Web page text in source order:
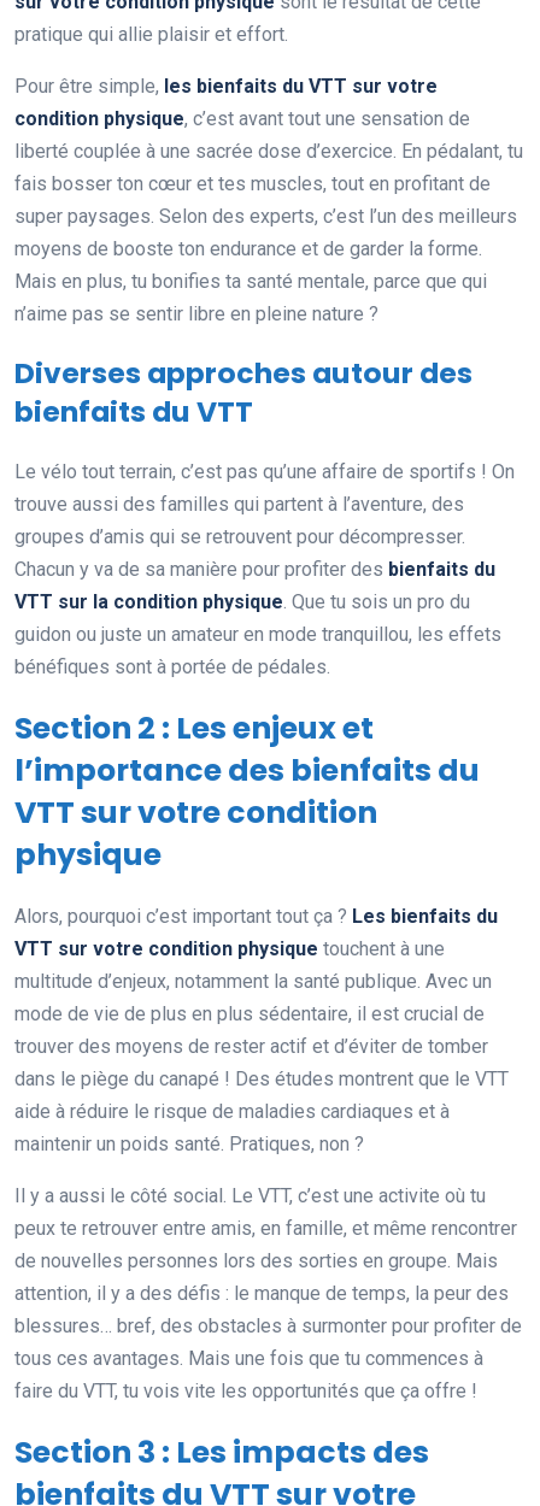
pratique qui allie plaisir et effort.
Pour être simple, les bienfaits du VTT sur votre
condition physique, c’est avant tout une sensation de
liberté couplée à une sacrée dose d’exercice. En pédalant, tu
fais bosser ton cœur et tes muscles, tout en profitant de
super paysages. Selon des experts, c’est l’un des meilleurs
moyens de booste ton endurance et de garder la forme.
Mais en plus, tu bonifies ta santé mentale, parce que qui
n’aime pas se sentir libre en pleine nature ?
Diverses approches autour des
bienfaits du VTT
Le vélo tout terrain, c’est pas qu’une affaire de sportifs ! On
trouve aussi des familles qui partent à l’aventure, des
groupes d’amis qui se retrouvent pour décompresser.
Chacun y va de sa manière pour profiter des bienfaits du
VTT sur la condition physique. Que tu sois un pro du
guidon ou juste un amateur en mode tranquillou, les effets
bénéfiques sont à portée de pédales.
Section 2 : Les enjeux et
l’importance des bienfaits du
VTT sur votre condition
physique
Alors, pourquoi c’est important tout ça ? Les bienfaits du
VTT sur votre condition physique touchent à une
multitude d’enjeux, notamment la santé publique. Avec un
mode de vie de plus en plus sédentaire, il est crucial de
trouver des moyens de rester actif et d’éviter de tomber
dans le piège du canapé ! Des études montrent que le VTT
aide à réduire le risque de maladies cardiaques et à
maintenir un poids santé. Pratiques, non ?
Il y a aussi le côté social. Le VTT, c’est une activite où tu
peux te retrouver entre amis, en famille, et même rencontrer
de nouvelles personnes lors des sorties en groupe. Mais
attention, il y a des défis : le manque de temps, la peur des
blessures… bref, des obstacles à surmonter pour profiter de
tous ces avantages. Mais une fois que tu commences à
faire du VTT, tu vois vite les opportunités que ça offre !
Section 3 : Les impacts des
bienfaits du VTT sur votre